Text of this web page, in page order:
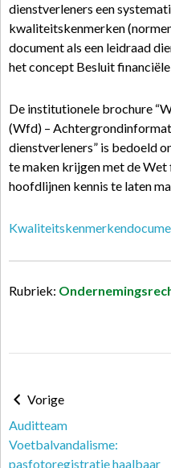
dienstverleners een
kwaliteitskenmerken
document als een leidraad
het concept Besluit
De institutionele brochure
(Wfd) –
dienstverleners” is bedoeld
te maken krijgen met de
hoofdlijnen kennis te laten
Rubriek:
Vorige
Auditteam
Voetbalvandalisme:
pasfotoregistratie haalbaar